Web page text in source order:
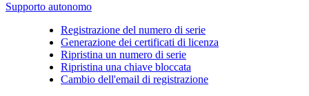
Supporto autonomo
Registrazione del numero di serie
Generazione dei certificati di licenza
Ripristina un numero di serie
Ripristina una chiave bloccata
Cambio dell'email di registrazione